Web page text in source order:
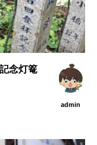
念灯篭
admin